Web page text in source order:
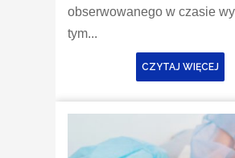
obserwowanego w czasie
tym...
CZYTAJ WIĘCEJ